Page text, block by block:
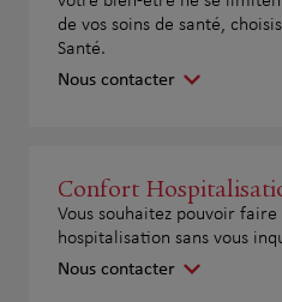
de vos soins de santé,
Santé.
Nous contacter
Confort
Vous souhaitez pouvoir
hospitalisation sans vous
Nous contacter